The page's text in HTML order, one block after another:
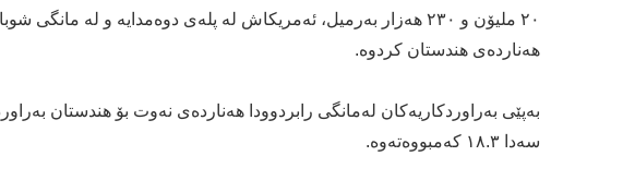
ھەناردەی ھندستان کردوە.
بەپێی بەراوردكاریەكان لەمانگی رابردوودا ھەناردەی نەوت بۆ ھندستان
سەدا ١٨.٣ کەمبووەتەوە.